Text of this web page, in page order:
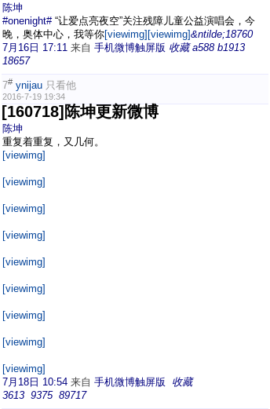
陈坤
#onenight#“让爱点亮夜空”关注残障儿童公益演唱会，今
晚，奥体中心，我等你[viewimg][viewimg]&ntilde; 18760
7月16日 17:11 来自 手机微博触屏版 收藏a588 b1913
18657
7# ynijau 只看他
2016-7-19 19:34
[160718]陈坤更新微博
陈坤
重复着重复，又几何。
[viewimg]
[viewimg]
[viewimg]
[viewimg]
[viewimg]
[viewimg]
[viewimg]
[viewimg]
[viewimg]
7月18日 10:54 来自 手机微博触屏版
收藏
3613 9375 89717